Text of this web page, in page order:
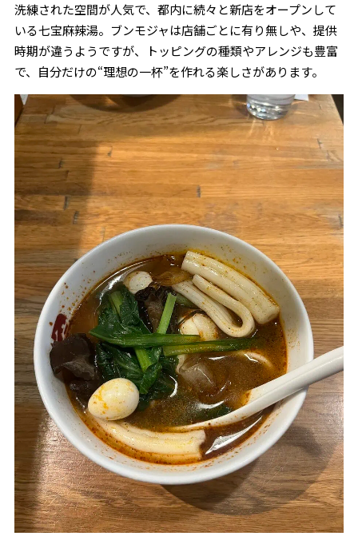
洗練された空間が人気で、都内に続々と新店をオープンして
いる七宝麻辣湯。ブンモジャは店舗ごとに有り無しや、提供
時期が違うようですが、トッピングの種類やアレンジも豊富
で、自分だけの“理想の一杯”を作れる楽しさがあります。